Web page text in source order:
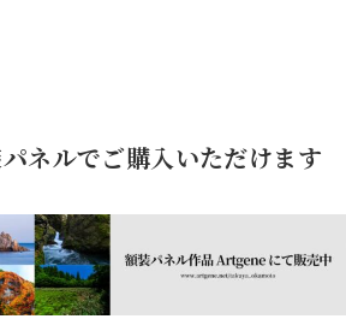
ネルでご購入いただけます